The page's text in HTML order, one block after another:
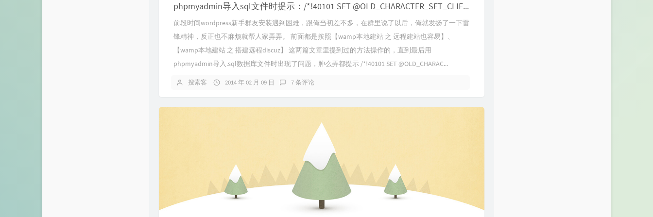
phpmyadmin导入sql文件时提示：/*!40101 SET @OLD_CHARACTER_SET_CLIENT=@@CHARACTER_SET_CLIENT */ 的解决办法
前段时间wordpress新手群友安装遇到困难，跟俺当初差不多，在群里说了以后，俺就发扬了一下雷
锋精神，反正也不麻烦就帮人家弄弄。 前面都是按照【wamp本地建站 之 远程建站也容易】、
【wamp本地建站 之 搭建远程discuz】 这两篇文章里提到过的方法操作的，直到最后用
phpmyadmin导入.sql数据库文件时出现了问题，肿么弄都提示 /*!40101 SET @OLD_CHARAC...
搜索客 2014 年 02 月 09 日 7 条评论